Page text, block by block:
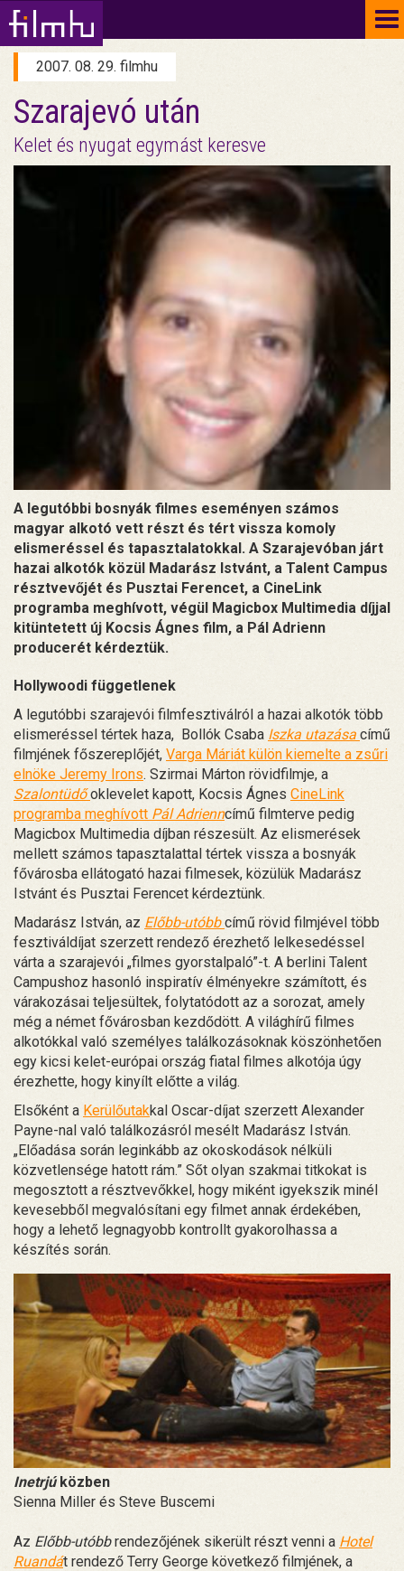
2007. 08. 29. filmhu
Szarajevó után
Kelet és nyugat egymást keresve
A legutóbbi bosnyák filmes eseményen számos
magyar alkotó vett részt és tért vissza komoly
elismeréssel és tapasztalatokkal. A Szarajevóban járt
hazai alkotók közül Madarász Istvánt, a Talent Campus
résztvevőjét és Pusztai Ferencet, a CineLink
programba meghívott, végül Magicbox Multimedia díjjal
kitüntetett új Kocsis Ágnes film, a Pál Adrienn
producerét kérdeztük.
Hollywoodi függetlenek
A legutóbbi szarajevói filmfesztiválról a hazai alkotók több
elismeréssel tértek haza, Bollók Csaba Iszka utazása című
filmjének főszereplőjét, Varga Máriát külön kiemelte a zsűri
elnöke Jeremy Irons. Szirmai Márton rövidfilmje, a
Szalontüdőoklevelet kapott, Kocsis Ágnes CineLink
programba meghívott Pál Adrienncímű filmterve pedig
Magicbox Multimedia díjban részesült. Az elismerések
mellett számos tapasztalattal tértek vissza a bosnyák
fővárosba ellátogató hazai filmesek, közülük Madarász
Istvánt és Pusztai Ferencet kérdeztünk.
Madarász István, az Előbb-utóbbcímű rövid filmjével több
fesztiváldíjat szerzett rendező érezhető lelkesedéssel
várta a szarajevói „filmes gyorstalpaló”-t. A berlini Talent
Campushoz hasonló inspiratív élményekre számított, és
várakozásai teljesültek, folytatódott az a sorozat, amely
még a német fővárosban kezdődött. A világhírű filmes
alkotókkal való személyes találkozásoknak köszönhetően
egy kicsi kelet-európai ország fiatal filmes alkotója úgy
érezhette, hogy kinyílt előtte a világ.
Elsőként a Kerülőutakkal Oscar-díjat szerzett Alexander
Payne-nal való találkozásról mesélt Madarász István.
„Előadása során leginkább az okoskodások nélküli
közvetlensége hatott rám.” Sőt olyan szakmai titkokat is
megosztott a résztvevőkkel, hogy miként igyekszik minél
kevesebből megvalósítani egy filmet annak érdekében,
hogy a lehető legnagyobb kontrollt gyakorolhassa a
készítés során.
Inetrjú közben
Sienna Miller és Steve Buscemi
Az Előbb-utóbbrendezőjének sikerült részt venni a Hotel
Ruandát rendező Terry George következő filmjének, a